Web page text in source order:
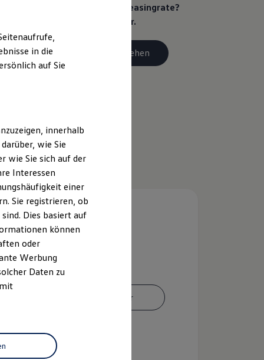
begehrt. Ihre Leasingrate?
Eiskalt machbar.
Details ansehen
Ansprechpartner
in die
auf Sie
innerhalb
wie Sie
wie Sie sich auf der
Interessen
einer
Sie registrieren, ob
Dies basiert auf
können
oder
Werbung
Daten zu